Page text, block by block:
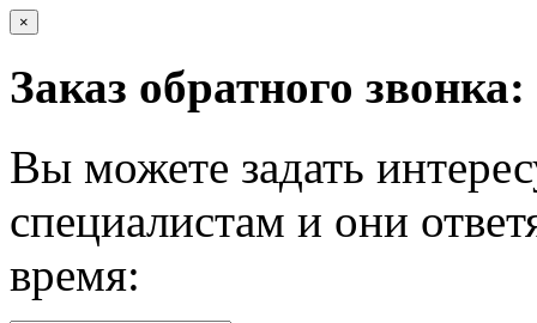
×
Заказ обратного звонка:
Вы можете задать
специалистам и они
время: